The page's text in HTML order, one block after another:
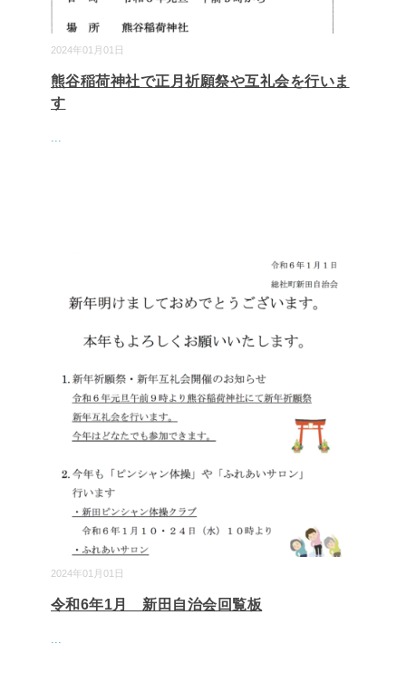
2024年01月01日
熊谷稲荷神社で正月祈願祭や互礼会を行いま
す
2024年01月01日
令和6年1月 新田自治会回覧板